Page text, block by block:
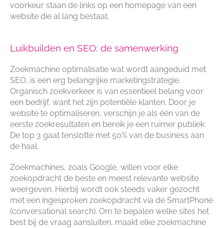
voorkeur staan de links op een homepage van een
website die al lang bestaat.
Luikbuilden en SEO: de samenwerking
Zoekmachine optimalisatie wat wordt aangeduid met
SEO, is een erg belangrijke marketingstrategie.
Organisch zoekverkeer is van essentieel belang voor
een bedrijf, want het zijn potentiële klanten. Door je
website te optimaliseren, verschijn je als één van de
eerste zoekresultaten en bereik je een ruimer publiek.
De top 3 gaat tenslotte met 50% van de business aan
de haal.
Zoekmachines, zoals Google, willen voor elke
zoekopdracht de beste en meest relevante website
weergeven. Hierbij wordt ook steeds vaker gezocht
met een ingesproken zoekopdracht via de SmartPhone
(conversational search). Om te bepalen welke sites het
best bij de vraag aansluiten, maakt elke zoekmachine